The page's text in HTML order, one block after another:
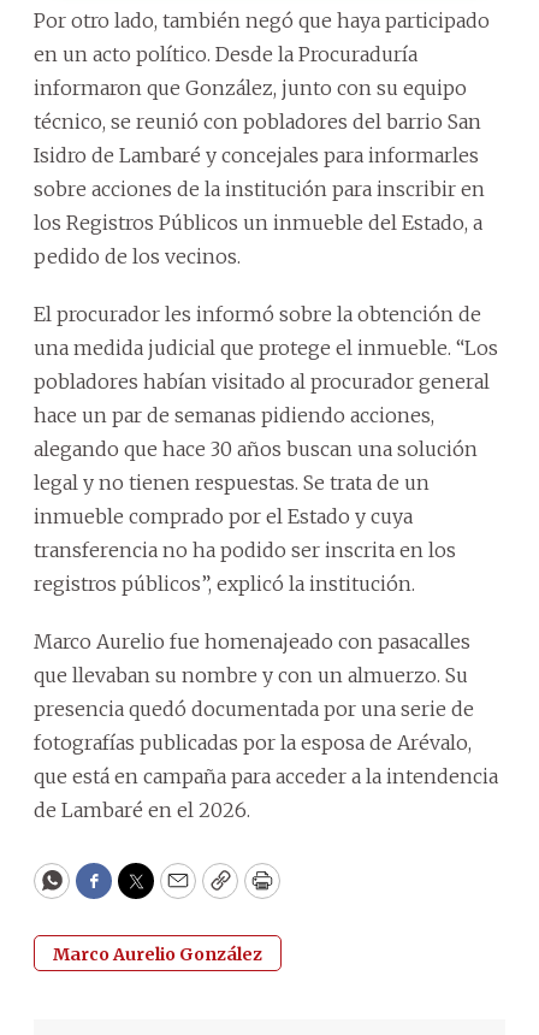
Por otro lado, también negó que haya participado
en un acto político. Desde la Procuraduría
informaron que González, junto con su equipo
técnico, se reunió con pobladores del barrio San
Isidro de Lambaré y concejales para informarles
sobre acciones de la institución para inscribir en
los Registros Públicos un inmueble del Estado, a
pedido de los vecinos.
El procurador les informó sobre la obtención de
una medida judicial que protege el inmueble. “Los
pobladores habían visitado al procurador general
hace un par de semanas pidiendo acciones,
alegando que hace 30 años buscan una solución
legal y no tienen respuestas. Se trata de un
inmueble comprado por el Estado y cuya
transferencia no ha podido ser inscrita en los
registros públicos”, explicó la institución.
Marco Aurelio fue homenajeado con pasacalles
que llevaban su nombre y con un almuerzo. Su
presencia quedó documentada por una serie de
fotografías publicadas por la esposa de Arévalo,
que está en campaña para acceder a la intendencia
de Lambaré en el 2026.
WhatsApp
Facebook
Twitter
EmailCopyPrint
Marco Aurelio González